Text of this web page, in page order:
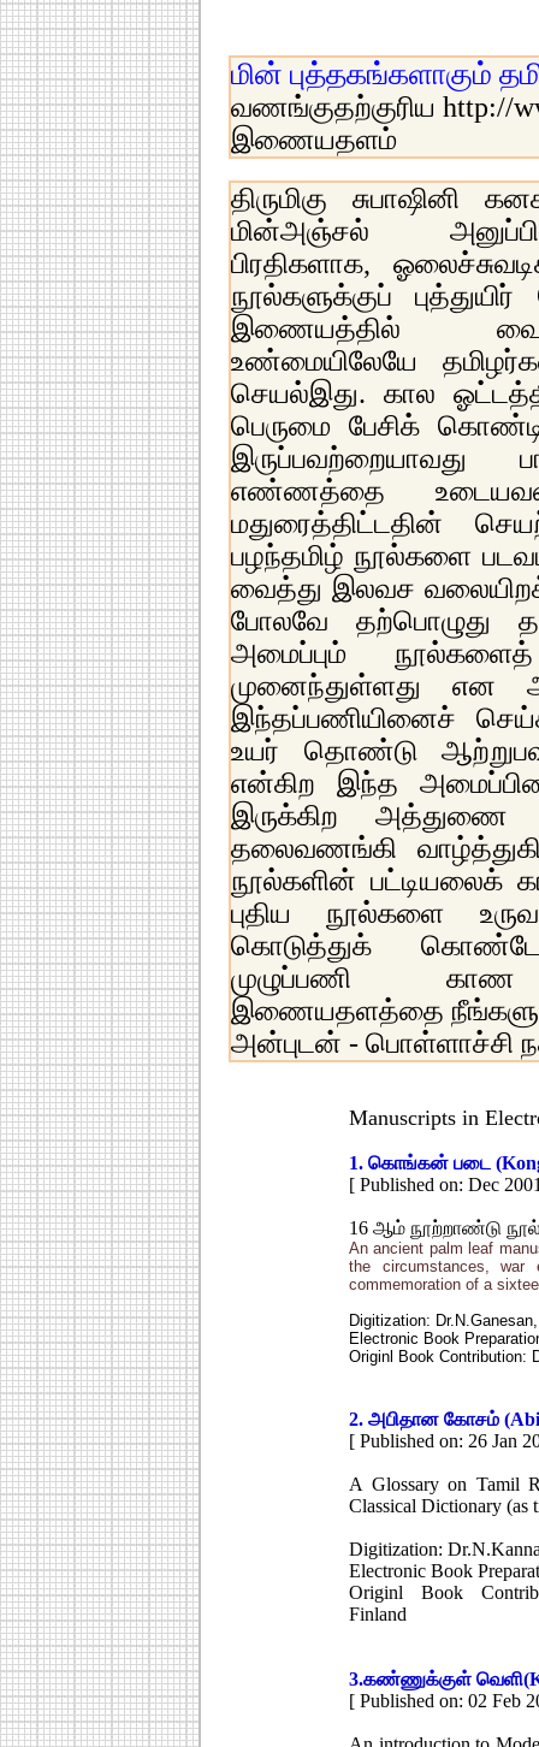
மின் புத்தகங்களாகும்
வணங்குதற்குரிய http://
இணையதளம்
திருமிகு சுபாஷினி
மின்அஞ்சல்
பிரதிகளாக,
நூல்களுக்குப்
இணையத்தில்
உண்மையிலேயே
செயல்இது. கால
பெருமை பேசிக்
இருப்பவற்றையாவது
எண்ணத்தை
மதுரைத்திட்டதின்
பழந்தமிழ் நூல்களை
வைத்து இலவச
போலவே
அமைப்பும்
முனைந்துள்ளது என
இந்தப்பணியினைச்
உயர் தொண்டு
என்கிற இந்த
இருக்கிற அத்துணை
தலைவணங்கி
நூல்களின் பட்டியலைக்
புதிய நூல்களை
கொடுத்துக்
முழுப்பணி காண
இணையதளத்தை
அன்புடன் - பொள்ளாச்சி
Manuscripts in
1. கொங்கன் படை
[ Published on: Dec
16 ஆம் நூற்றாண்டு நூல்
An ancient palm leaf
the circumstances, war
commemoration of a
Digitization:
Electronic Book
Originl Book Contribution:
2. அபிதான கோசம்
[ Published on: 26 Jan
A Glossary on Tamil
Classical Dictionary (as
Digitization:
Electronic Book
Originl Book
Finland
3.கண்ணுக்குள் வெளி
[ Published on: 02 Feb